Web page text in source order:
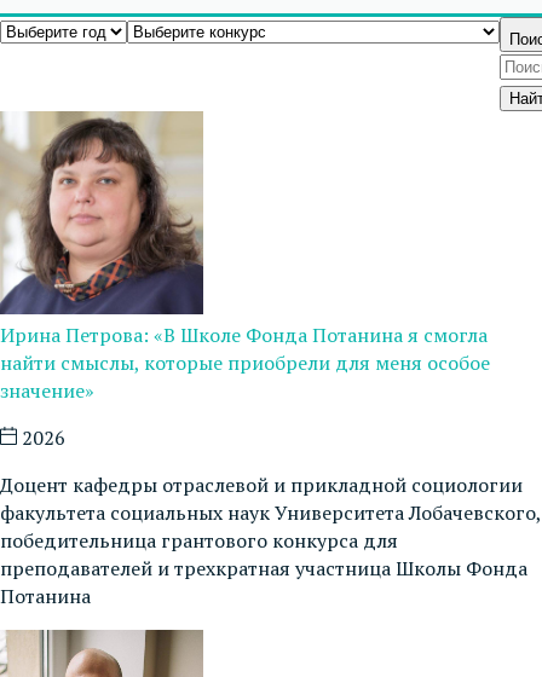
Ирина Петрова: «В Школе Фонда Потанина я смогла
найти смыслы, которые приобрели для меня особое
значение»
2026
Доцент кафедры отраслевой и прикладной социологии
факультета социальных наук Университета Лобачевского,
победительница грантового конкурса для
преподавателей и трехкратная участница Школы Фонда
Потанина